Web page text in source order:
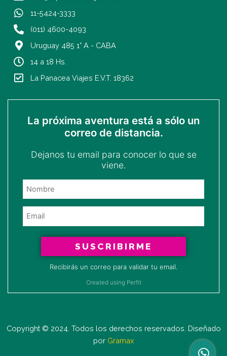
m
11-5424-3333
(011) 4600-4093
Uruguay 485 1° A - CABA
14 a 18 Hs.
La Panacea Viajes E.V.T. 18362
La próxima aventura está a sólo un
correo de distancia.
Dejanos tu email para conocer lo que se
viene.
SUSCRIBIRME
Recibirás un correo para validar tu email.
Created using Perfit
Copyright © 2024. Todos los derechos reservados. Diseñado
por Gramax